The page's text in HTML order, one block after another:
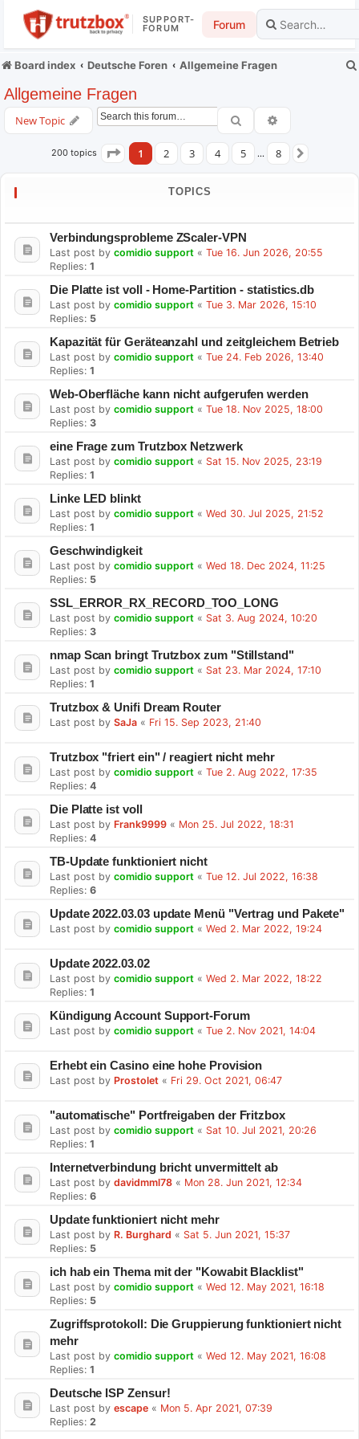
SUPPORT-
FORUM Forum
Board index Deutsche Foren Allgemeine Fragen
Allgemeine Fragen
New Topic Search
200 topics Page of
1 2 3 4 5 … 8
TOPICS
Verbindungsprobleme ZScaler-VPN
Last post by comidio support « Tue 16. Jun 2026, 20:55
Replies: 1
Die Platte ist voll - Home-Partition - statistics.db
Last post by comidio support « Tue 3. Mar 2026, 15:10
Replies: 5
Kapazität für Geräteanzahl und zeitgleichem Betrieb
Last post by comidio support « Tue 24. Feb 2026, 13:40
Replies: 1
Web-Oberfläche kann nicht aufgerufen werden
Last post by comidio support « Tue 18. Nov 2025, 18:00
Replies: 3
eine Frage zum Trutzbox Netzwerk
Last post by comidio support « Sat 15. Nov 2025, 23:19
Replies: 1
Linke LED blinkt
Last post by comidio support « Wed 30. Jul 2025, 21:52
Replies: 1
Geschwindigkeit
Last post by comidio support « Wed 18. Dec 2024, 11:25
Replies: 5
SSL_ERROR_RX_RECORD_TOO_LONG
Last post by comidio support « Sat 3. Aug 2024, 10:20
Replies: 3
nmap Scan bringt Trutzbox zum "Stillstand"
Last post by comidio support « Sat 23. Mar 2024, 17:10
Replies: 1
Trutzbox & Unifi Dream Router
Last post by SaJa « Fri 15. Sep 2023, 21:40
Trutzbox "friert ein" / reagiert nicht mehr
Last post by comidio support « Tue 2. Aug 2022, 17:35
Replies: 4
Die Platte ist voll
Last post by Frank9999 « Mon 25. Jul 2022, 18:31
Replies: 4
TB-Update funktioniert nicht
Last post by comidio support « Tue 12. Jul 2022, 16:38
Replies: 6
Update 2022.03.03 update Menü "Vertrag und Pakete"
Last post by comidio support « Wed 2. Mar 2022, 19:24
Update 2022.03.02
Last post by comidio support « Wed 2. Mar 2022, 18:22
Replies: 1
Kündigung Account Support-Forum
Last post by comidio support « Tue 2. Nov 2021, 14:04
Erhebt ein Casino eine hohe Provision
Last post by Prostolet « Fri 29. Oct 2021, 06:47
"automatische" Portfreigaben der Fritzbox
Last post by comidio support « Sat 10. Jul 2021, 20:26
Replies: 1
Internetverbindung bricht unvermittelt ab
Last post by davidmml78 « Mon 28. Jun 2021, 12:34
Replies: 6
Update funktioniert nicht mehr
Last post by R. Burghard « Sat 5. Jun 2021, 15:37
Replies: 5
ich hab ein Thema mit der "Kowabit Blacklist"
Last post by comidio support « Wed 12. May 2021, 16:18
Replies: 5
Zugriffsprotokoll: Die Gruppierung funktioniert nicht
mehr
Last post by comidio support « Wed 12. May 2021, 16:08
Replies: 1
Deutsche ISP Zensur!
Last post by escape « Mon 5. Apr 2021, 07:39
Replies: 2